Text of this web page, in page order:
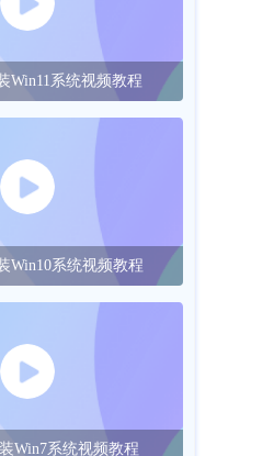
Win11系统视频教程
Win10系统视频教程
Win7系统视频教程